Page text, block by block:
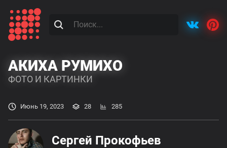
АКИХА РУМИХО
ФОТО И КАРТИНКИ
Июнь 19, 2023 28 285
Сергей Прокофьев